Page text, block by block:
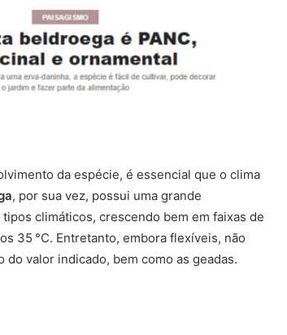
da espécie, é essencial que o clima
, por sua vez, possui uma grande
climáticos, crescendo bem em faixas de
35 °C. Entretanto, embora flexíveis, não
do valor indicado, bem como as geadas.